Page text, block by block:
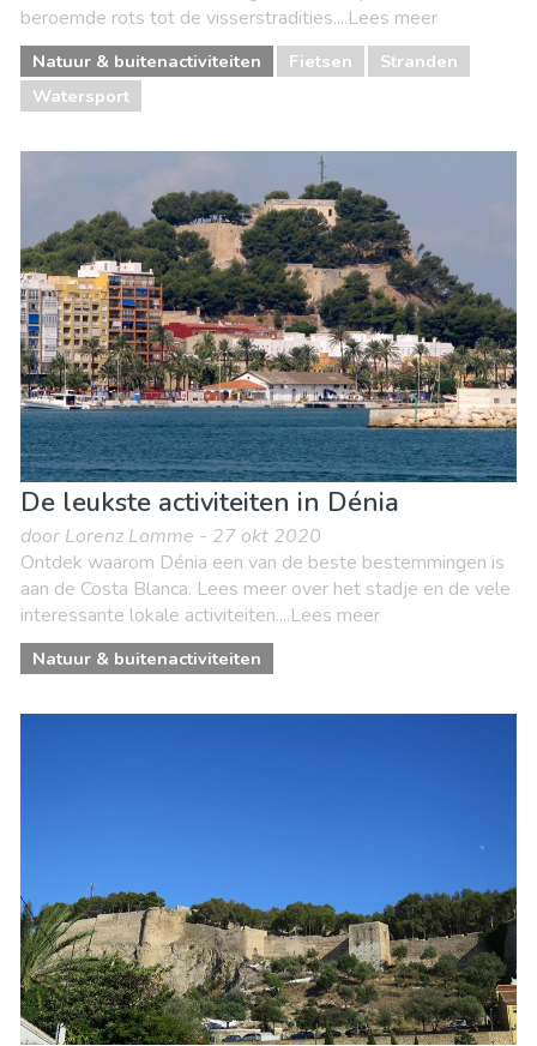
beroemde rots tot de visserstradities....Lees meer
Natuur & buitenactiviteiten Fietsen
Stranden
Watersport
De leukste activiteiten in Dénia
door Lorenz Lomme - 27 okt 2020
Ontdek waarom Dénia een van de beste bestemmingen is
aan de Costa Blanca. Lees meer over het stadje en de vele
interessante lokale activiteiten....Lees meer
Natuur & buitenactiviteiten